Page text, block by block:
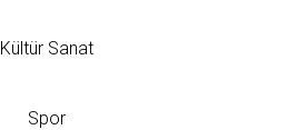
Kültür Sanat
Spor